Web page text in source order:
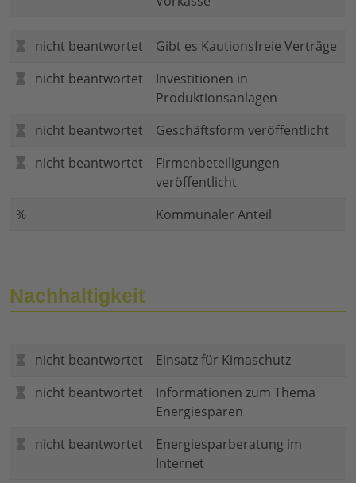
nicht beantwortet
Gibt es Kautionsfreie Verträge
nicht beantwortet
Investitionen in
Produktionsanlagen
nicht beantwortet
Geschäftsform veröffentlicht
nicht beantwortet
Firmenbeteiligungen
veröffentlicht
%
Kommunaler Anteil
Nachhaltigkeit
nicht beantwortet
Einsatz für Kimaschutz
nicht beantwortet
Informationen zum Thema
Energiesparen
nicht beantwortet
Energiesparberatung im
Internet